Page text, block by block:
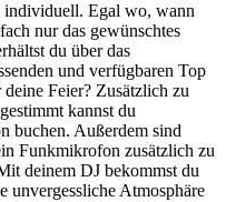
individuell. Egal wo, wann
nur das gewünschtes
du über das
und verfügbaren Top
Feier? Zusätzlich zu
kannst du
buchen. Außerdem sind
Funkmikrofon zusätzlich zu
deinem DJ bekommst du
unvergessliche Atmosphäre